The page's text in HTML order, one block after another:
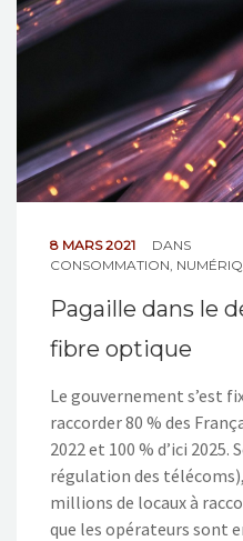
8 MARS 2021
DANS
CONSOMMATION
Pagaille dans le
fibre optique
Le gouvernement s’est
raccorder 80 % des
2022 et 100 % d’ici
régulation des
millions de locaux à
que les opérateurs sont